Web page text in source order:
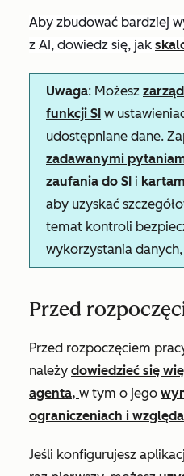
Aby zbudować bardziej
z AI, dowiedz się, jak
Uwaga: Możesz
funkcji SI w
udostępniane dane.
zadawanymi
zaufania do SI i
aby uzyskać
temat kontroli
wykorzystania
Przed
Przed rozpoczęciem
należy dowiedzieć się
agenta, w tym o jego
ograniczeniach i
Jeśli konfigurujesz